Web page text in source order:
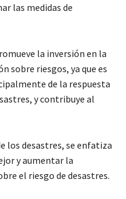
las medidas de
la inversión en la
sobre riesgos, ya que es
de la respuesta
y contribuye al
los desastres, se enfatiza
y aumentar la
el riesgo de desastres.